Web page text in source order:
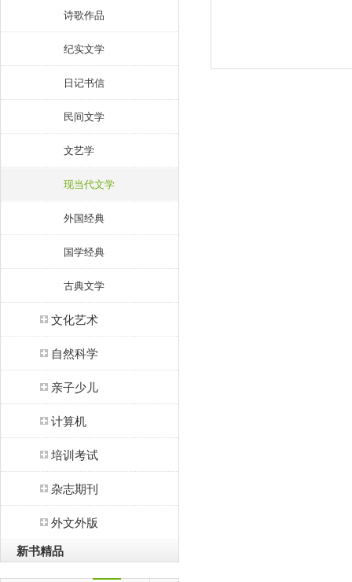
诗歌作品
纪实文学
日记书信
民间文学
文艺学
现当代文学
外国经典
国学经典
古典文学
文化艺术
自然科学
亲子少儿
计算机
培训考试
杂志期刊
外文外版
新书精品